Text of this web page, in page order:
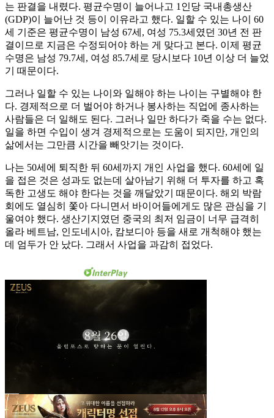
는 판결을 내렸다. 평균수명이 늘어나고 1인당 국내총생산
(GDP)이 늘어난 것 등이 이유라고 했다. 일할 수 있는 나이 60
세 기준은 평균수명이 남성 67세, 여성 75.3세였던 30년 전 판
결이므로 지금은 수정되어야 하는 게 맞다고 본다. 이제 평균
수명은 남성 79.7세, 여성 85.7세로 당시보다 10년 이상 더 늘었
기 때문이다.
그러나 일할 수 있는 나이와 일해야 하는 나이는 구별해야 한
다. 경제적으로 더 벌어야 하거나 봉사하는 직업에 종사하는
사람들은 더 일해도 된다. 그러나 일만 하다가 죽을 수는 없다.
일을 하면 수입이 생겨 경제적으로는 도움이 되지만, 개인의
삶에서는 그만큼 시간을 빼앗기는 것이다.
나는 50세에 퇴직한 뒤 60세까지 개인 사업을 했다. 60세에 일
을 접은 것은 성과도 없는데 살아남기 위해 더 투자를 하고 혹
독한 고생도 해야 한다는 것을 깨달았기 때문이다. 해외 박람
회에도 열심히 쫓아 다니면서 바이어들에게도 많은 관심을 기
울여야 했다. 생산기지였던 중국의 최저 임금이 너무 급격히
올라 베트남, 인도네시아, 캄보디아 등을 새로 개척해야 했는
데 엄두가 안 났다. 그래서 사업을 과감히 접었다.